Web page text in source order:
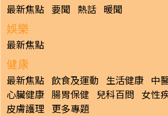
最新焦點 要聞 熱話 暖聞
娛樂
最新焦點
健康
最新焦點 飲食及運動 生活健康 中
心臟健康 腸胃保健 兒科百問 女性
皮膚護理 更多專題